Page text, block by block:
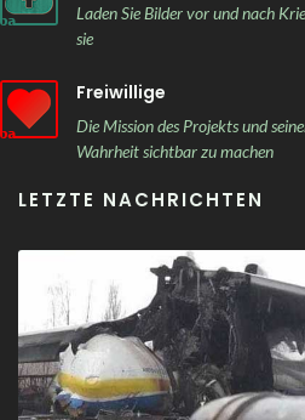
Laden Sie Bilder vor und nach
sie
Freiwillige
Die Mission des Projekts und
Wahrheit sichtbar zu machen
LETZTE NACHRICHTEN